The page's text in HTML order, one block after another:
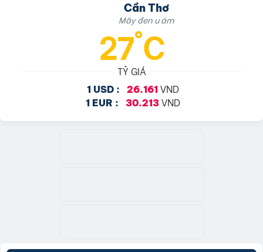
Cần Thơ
Mây đen u ám
27°C
TỶ GIÁ
1 USD : 26.161VND
1 EUR : 30.213VND